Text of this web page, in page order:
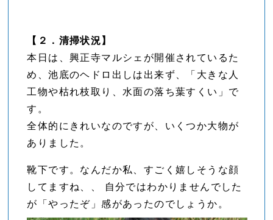
【２．清掃状況】
本日は、興正寺マルシェが開催されているた
め、池底のヘドロ出しは出来ず、「大きな人
工物や枯れ枝取り、水面の落ち葉すくい」で
す。
全体的にきれいなのですが、いくつか大物が
ありました。
靴下です。なんだか私、すごく嬉しそうな顔
してますね、、 自分ではわかりませんでした
が「やったぞ」感があったのでしょうか。